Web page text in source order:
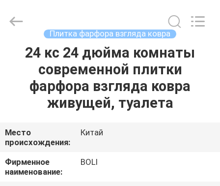
ДОМОЙ
ПРОДУКТЫ
ВИДЕОЗАПИСИ
О
НАС
CERAMICS
CO.,LTD..
Плитка фарфора взгляда ковра
24 кс 24 дюйма комнаты
современной плитки
фарфора взгляда ковра
живущей, туалета
Место
происхождения:
Китай
Фирменное
наименование:
BOLI